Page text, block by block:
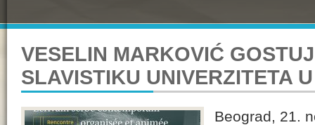
VESELIN MARKOVIĆ
SLAVISTIKU UNIVERZITETA
Beograd, 21.